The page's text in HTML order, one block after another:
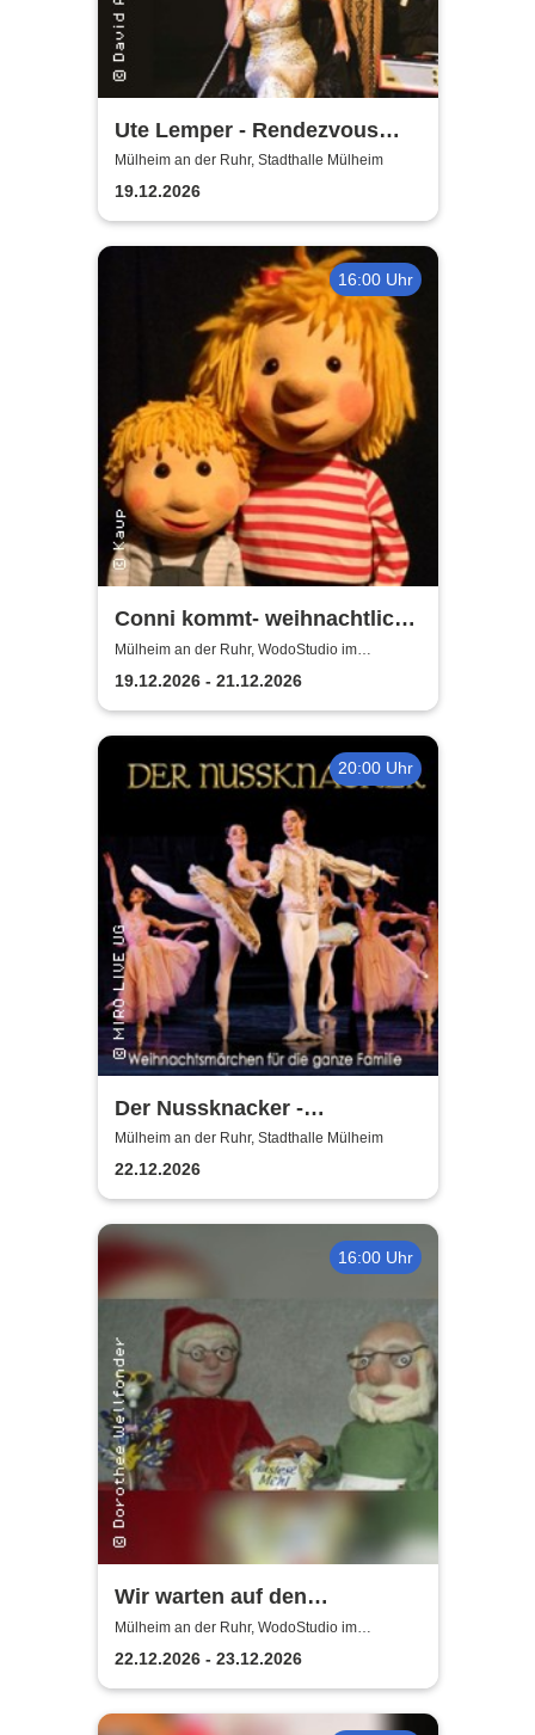
Ute Lemper - Rendezvous
with Marlene
Mülheim an der Ruhr, Stadthalle Mülheim
19.12.2026
16:00 Uhr
Conni kommt- weihnachtlich |
WodoStudio im
Ringlokschuppen Ruhr
Mülheim an der Ruhr, WodoStudio im
Ringlokschuppen Ruhr
19.12.2026 - 21.12.2026
20:00 Uhr
Der Nussknacker -
Zauberhaftes
Weihnachtsballett für Jung
und Alt
Mülheim an der Ruhr, Stadthalle Mülheim
22.12.2026
16:00 Uhr
Wir warten auf den
Weihnachtsmann |
WodoStudio im
Ringlokschuppen Ruhr
Mülheim an der Ruhr, WodoStudio im
Ringlokschuppen Ruhr
22.12.2026 - 23.12.2026